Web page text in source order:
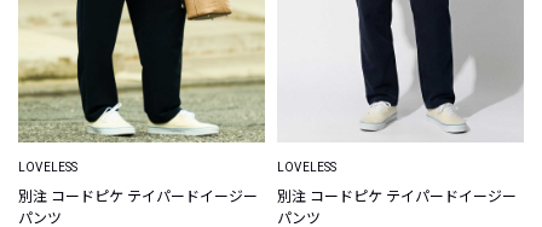
LOVELESS
別注 コードピケ テイパードイージー
パンツ
LOVELESS
別注 コードピケ テイパードイージー
パンツ